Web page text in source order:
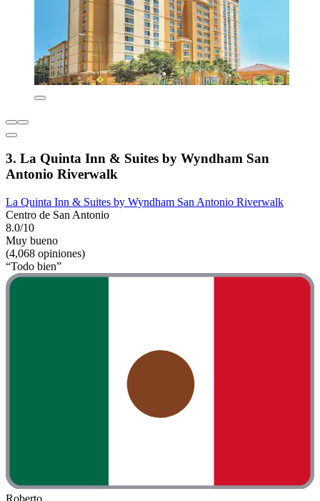
3. La Quinta Inn & Suites by Wyndham San
Antonio Riverwalk
La Quinta Inn & Suites by Wyndham San Antonio Riverwalk
Centro de San Antonio
8.0/10
Muy bueno
(4,068 opiniones)
“Todo bien”
Roberto